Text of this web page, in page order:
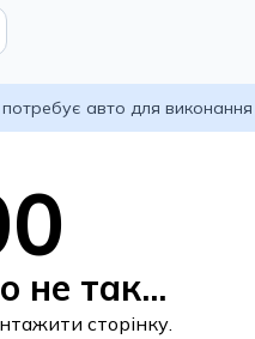
авто для
не так...
сторінку.